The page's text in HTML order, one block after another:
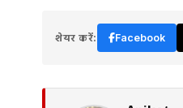
शेयर करें: Facebook